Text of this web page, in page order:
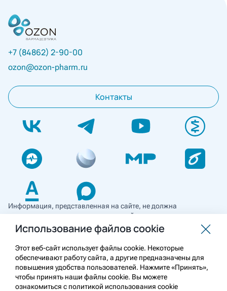
+7 (84862) 2-90-00
ozon@ozon-pharm.ru
Контакты
Информация, представленная на сайте, не должна
использоваться для самостоятельной диагностики и лечения
и не может служить заменой очной консультации врача. Перед
применением необходимо ознакомиться
с противопоказаниями препарата. Информация
о лекарственных средствах рецептурного отпуска
предназначена для медицинских и фармацевтических
работников.
Использование файлов cookie
Этот веб-сайт использует файлы cookie. Некоторые
обеспечивают работу сайта, а другие предназначены для
повышения удобства пользователей. Нажмите «Принять»,
чтобы принять наши файлы cookie. Вы можете
ознакомиться с политикой использования cookie